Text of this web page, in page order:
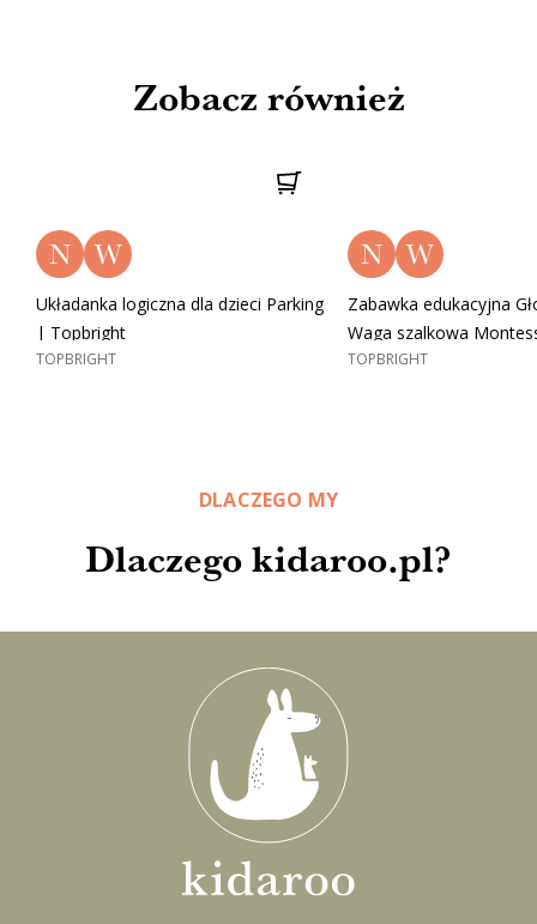
Zobacz również
N W
Układanka logiczna dla dzieci Parking
| Topbright
TOPBRIGHT
N W
Zabawka edukacyjna
Waga szalkowa
Topbright
TOPBRIGHT
Dlaczego kidaroo.pl?
DLACZEGO MY